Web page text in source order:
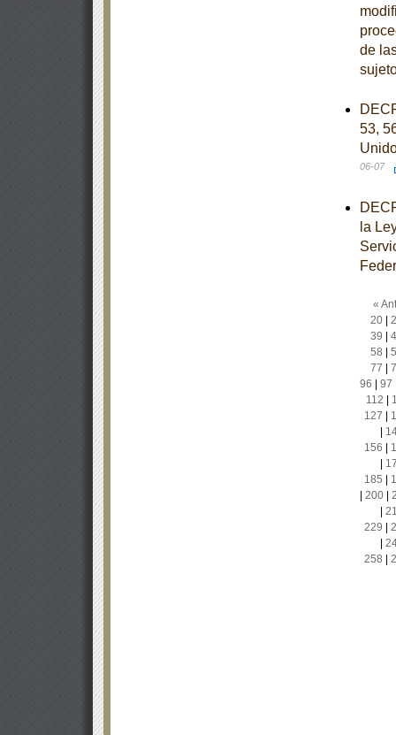
de
53,
06-07
la
«
20|
39
58
77
96
97
112
127
156
185
200|
229
258